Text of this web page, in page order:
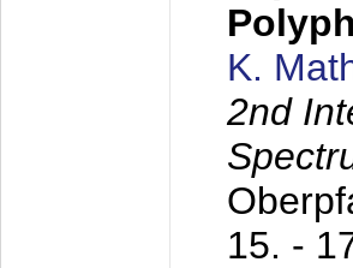
K.
2nd
15. -